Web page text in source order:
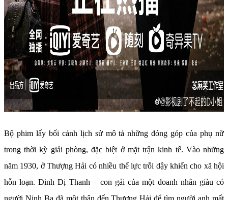
Bộ phim lấy bối cảnh lịch sử mô tả những đóng góp của phụ nữ
trong thời kỳ giải phòng, đặc biệt ở mặt trận kinh tế. Vào những
năm 1930, ở Thượng Hải có nhiều thế lực trỗi dậy khiến cho xã hội
hỗn loạn. Đinh Dị Thanh – con gái của một doanh nhân giàu có